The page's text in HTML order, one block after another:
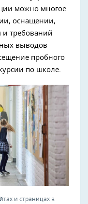
можно многое
оснащении,
требований
выводов
пробного
по школе.
и страницах в